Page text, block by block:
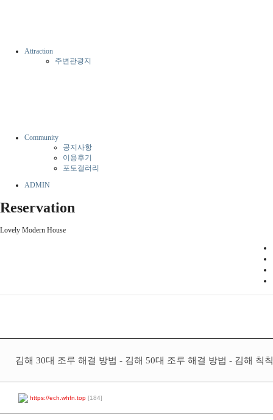
Attraction
주변관광지
Community
공지사항
이용후기
포토갤러리
ADMIN
Reservation
Lovely Modern House
김해 30대 조루 해결 방법 - 김해 50대 조루 해결 방법 - 김해 칙
https://ech.whfn.top [184]